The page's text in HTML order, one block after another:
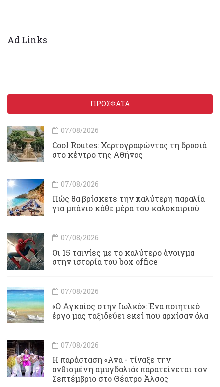
Ad Links
ΠΡΟΣΦΑΤΑ
07/08/2026
Cool Routes: Χαρτογραφώντας τη δροσιά
στο κέντρο της Αθήνας
07/08/2026
Πώς θα βρίσκετε την καλύτερη παραλία
για μπάνιο κάθε μέρα του καλοκαιριού
07/08/2026
Οι 15 ταινίες με το καλύτερο άνοιγμα
στην ιστορία του box office
07/08/2026
«Ο Αγκαίος στην Ιωλκό»: Ένα ποιητικό
έργο μας ταξιδεύει εκεί που αρχίσαν όλα
07/08/2026
Η παράσταση «Ανα - τίναξε την
ανθισμένη αμυγδαλιά» παρατείνεται τον
Σεπτέμβριο στο Θέατρο Άλσος